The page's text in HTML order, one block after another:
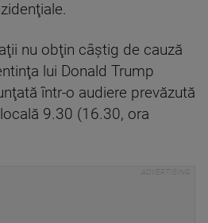
nu obţin câştig de cauză
lui Donald Trump
într-o audiere prevăzută
9.30 (16.30, ora